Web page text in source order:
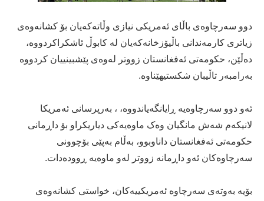
دوو سەرچاوەی باڵای ئەمریکی نیازی وڵاتەکەیان بۆ کشانەوەی
زیاتری کارمەندانی باڵیۆزخانەکەیان لە کابوڵ ئاشکراکردووە،
دەڵێن، حكومەتی ئەفغانستان زووتر لەوەی پێشبینییان كردووە
بەرامبەر تاڵیبان شكستیهێناوە.
ئەو دوو سەرچاوەیە ڕایانگەیاندووە، ، بەرپرسانی ئەمریکا
لانیکەم شەش مانگیان وەک ماوەیەکی دیاریکراو بۆ داڕمانی
حکومەتی ئەفغانستان داناوبوو، بەڵام بەپێی بۆچوونی
سەرچاوەکان ئەو داڕمانە زووتر لەو ماوەیە ڕوودەدات.
بۆیە بەوتەی سەرچاوە ئەمریكییەكان، خواستی كشانەوەی